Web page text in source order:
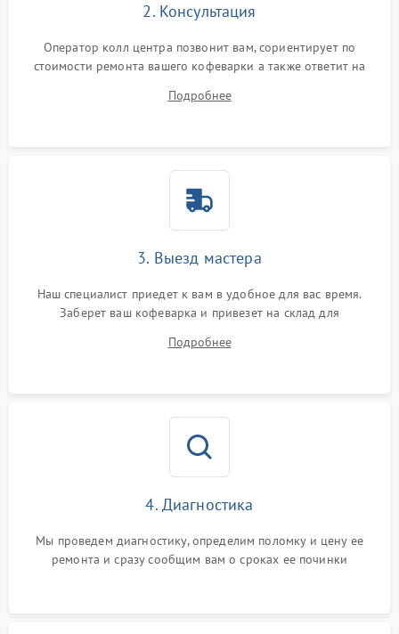
2. Консультация
Оператор колл центра позвонит вам, сориентирует по
стоимости ремонта вашего кофеварки а также ответит на
Подробнее
3. Выезд мастера
Наш специалист приедет к вам в удобное для вас время.
Заберет ваш кофеварка и привезет на склад для
Подробнее
4. Диагностика
Мы проведем диагностику, определим поломку и цену ее
ремонта и сразу сообщим вам о сроках ее починки